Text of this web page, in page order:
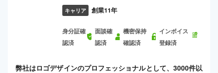
キャリア 創業11年
身分証確
認済
面談確
認済
機密保持
確認済
インボイス
登録済
弊社はロゴデザインのプロフェッショナルとして、3000件以